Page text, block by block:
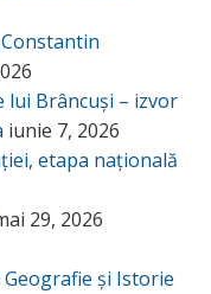
lui Brâncuși – izvor
iunie 7, 2026
etapa națională
29, 2026
și Istorie